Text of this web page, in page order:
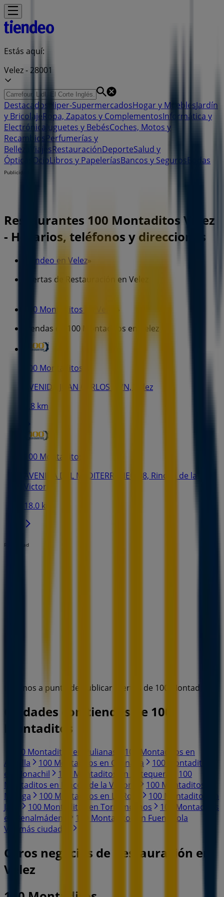
Estás aquí:
Velez - 28001
Destacados Hiper-SupermercadosHogar y MueblesJardín
y BricolajeRopa, Zapatos y ComplementosInformática y
Electrónica Juguetes y BebésCoches, Motos y
Recambios Perfumerías y
Belleza
ViajesRestauraciónDeporteSalud y
Ópticas
OcioLibros y PapeleríasBancos y SegurosBodas
Publicidad
Restaurantes 100 Montaditos Velez
- Horarios, teléfonos y direcciones
Tiendeo en Velez»
Ofertas de Restauración en Velez
100 Montaditos en Velez
»
Tiendas de 100 Montaditos en Velez
100 Montaditos
AVENIDA JUAN CARLOS I S/N, Velez
1.8 km
100 Montaditos
AVENIDA DEL MEDITERRANEO 98, Rincón de la
Victoria
18.0 km
Publicidad
Estamos a punto de publicar ofertas de 100 Montaditos
Ciudades con tiendas de 100
Montaditos
100 Montaditos en Pulianas
100 Montaditos en
Armilla
100 Montaditos en Granada
100 Montaditos
en Monachil
100 Montaditos en Antequera
100
Montaditos en Rincón de la Victoria
100 Montaditos en
Málaga
100 Montaditos en La Roca
100 Montaditos en
Jaén
100 Montaditos en Torremolinos
100 Montaditos
en Benalmádena
100 Montaditos en Fuengirola
Ver más ciudades
Otros negocios de Restauración en
Velez